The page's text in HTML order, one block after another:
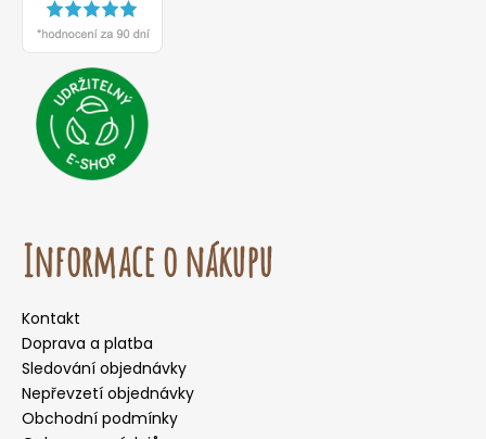
Informace o nákupu
Kontakt
Doprava a platba
Sledování objednávky
Nepřevzetí objednávky
Obchodní podmínky